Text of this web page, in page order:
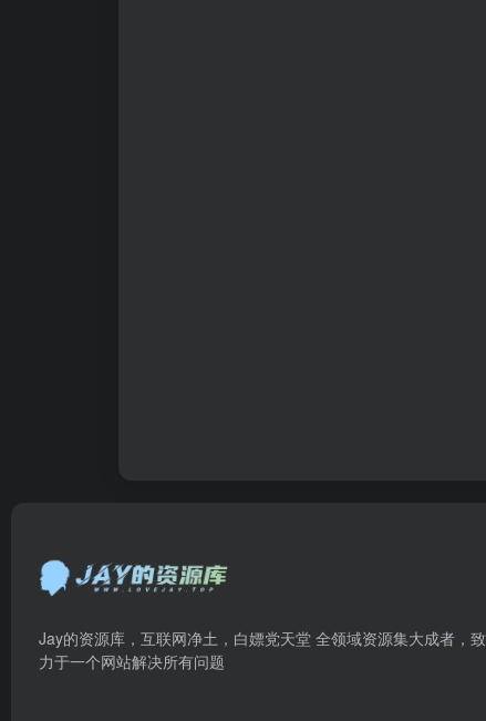
Jay的资源库，互联网净土，白嫖党天堂 全领域资源集大成者，致
力于一个网站解决所有问题